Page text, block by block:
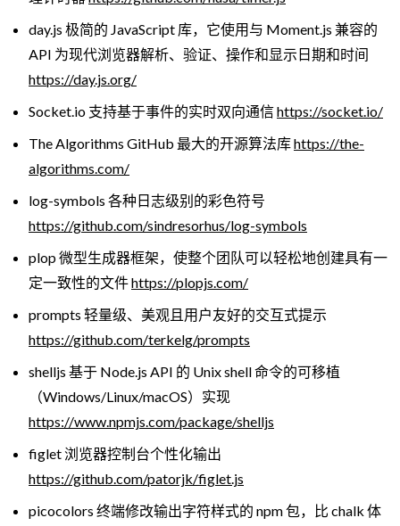
day.js 极简的 JavaScript 库，它使用与 Moment.js 兼容的
API 为现代浏览器解析、验证、操作和显示日期和时间
https://day.js.org/
Socket.io 支持基于事件的实时双向通信https://socket.io/
The Algorithms GitHub 最大的开源算法库https://the-
algorithms.com/
log-symbols 各种日志级别的彩色符号
https://github.com/sindresorhus/log-symbols
plop 微型生成器框架，使整个团队可以轻松地创建具有一
定一致性的文件https://plopjs.com/
prompts 轻量级、美观且用户友好的交互式提示
https://github.com/terkelg/prompts
shelljs 基于 Node.js API 的 Unix shell 命令的可移植
（Windows/Linux/macOS）实现
https://www.npmjs.com/package/shelljs
figlet 浏览器控制台个性化输出
https://github.com/patorjk/figlet.js
picocolors 终端修改输出字符样式的 npm 包，比 chalk 体